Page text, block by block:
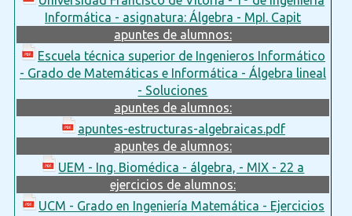
Informática - asignatura: Álgebra - MpI. Capit
apuntes de alumnos:
Escuela técnica superior de Ingenieros Informático
- Grado de Matemáticas e Informática - Álgebra lineal
- Soluciones
apuntes de alumnos:
apuntes-estructuras-algebraicas.pdf
apuntes de alumnos:
UEM - Ing. Biomédica - álgebra, - MIX - 22 a
ejercicios de alumnos:
UCM - Grado en Ingeniería Matemática - Ejercicios